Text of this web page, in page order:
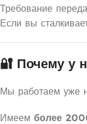
Требование
Если вы
🔐 Почему у
Мы работаем уже
Имеем более